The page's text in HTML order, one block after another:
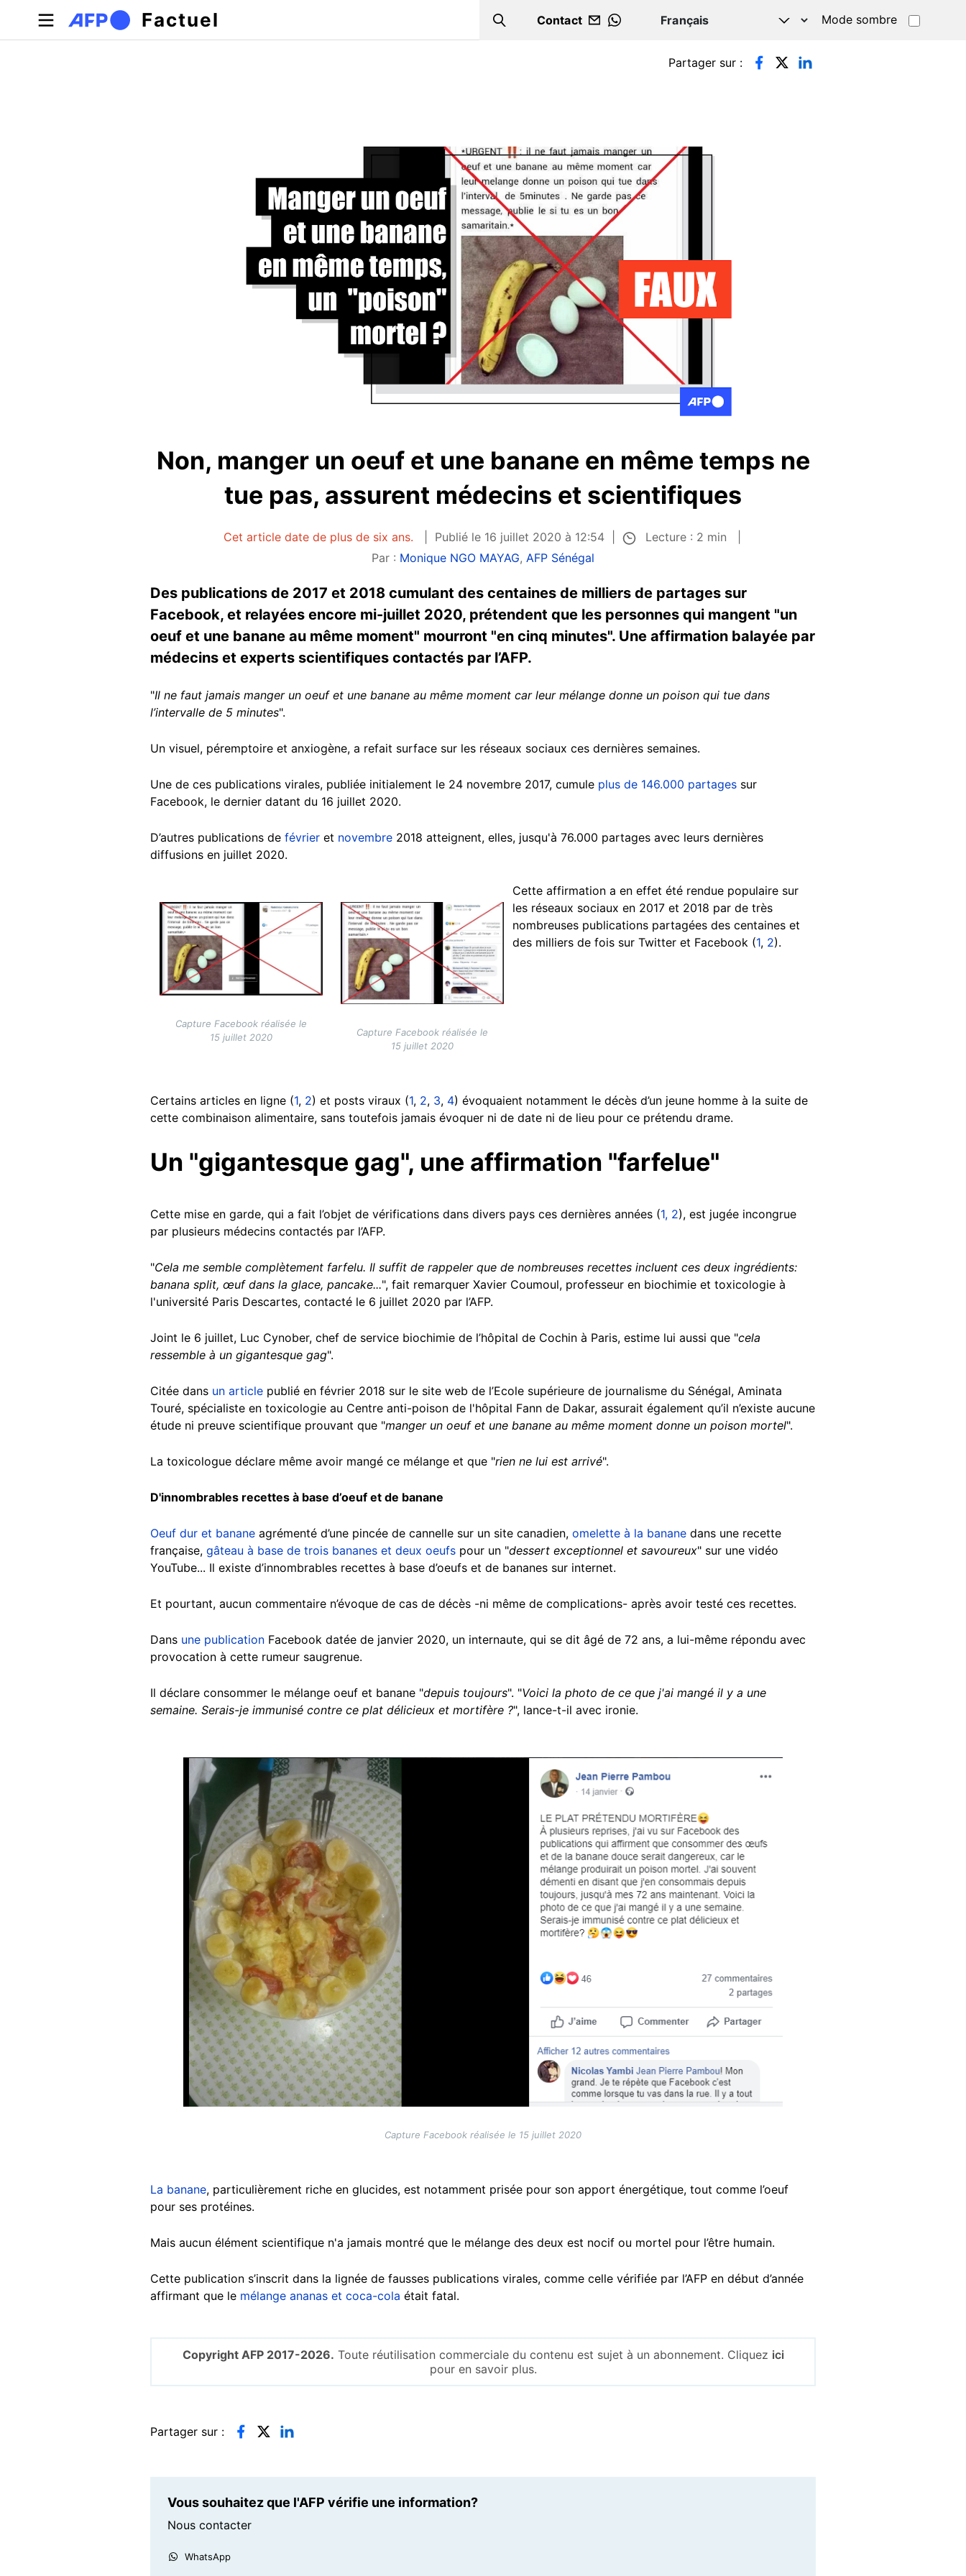
Aller au contenu principal
Factuel Search
Contact
WHATSAPP
Mode sombre
Onglets principaux Partager sur :
Non, manger un oeuf et une banane en même temps ne
tue pas, assurent médecins et scientifiques
Cet article date de plus de six ans. Publié le 16 juillet 2020 à 12:54
Lecture : 2 min
Par : Monique NGO MAYAG, AFP Sénégal
Des publications de 2017 et 2018 cumulant des centaines de milliers de partages sur
Facebook, et relayées encore mi-juillet 2020, prétendent que les personnes qui mangent "un
oeuf et une banane au même moment" mourront "en cinq minutes". Une affirmation balayée par
médecins et experts scientifiques contactés par l’AFP.
"Il ne faut jamais manger un oeuf et une banane au même moment car leur mélange donne un poison qui tue dans
l’intervalle de 5 minutes".
Un visuel, péremptoire et anxiogène, a refait surface sur les réseaux sociaux ces dernières semaines.
Une de ces publications virales, publiée initialement le 24 novembre 2017, cumule plus de 146.000 partages sur
Facebook, le dernier datant du 16 juillet 2020.
D’autres publications de février et novembre 2018 atteignent, elles, jusqu'à 76.000 partages avec leurs dernières
diffusions en juillet 2020.
Image
Capture Facebook réalisée le
15 juillet 2020
Image
Capture Facebook réalisée le
15 juillet 2020
Cette affirmation a en effet été rendue populaire sur
les réseaux sociaux en 2017 et 2018 par de très
nombreuses publications partagées des centaines et
des milliers de fois sur Twitter et Facebook (1, 2).
Certains articles en ligne (1, 2) et posts viraux (1, 2, 3, 4) évoquaient notamment le décès d’un jeune homme à la suite de
cette combinaison alimentaire, sans toutefois jamais évoquer ni de date ni de lieu pour ce prétendu drame.
Un "gigantesque gag", une affirmation "farfelue"
Cette mise en garde, qui a fait l’objet de vérifications dans divers pays ces dernières années (1, 2), est jugée incongrue
par plusieurs médecins contactés par l’AFP.
"Cela me semble complètement farfelu. Il suffit de rappeler que de nombreuses recettes incluent ces deux ingrédients:
banana split, œuf dans la glace, pancake...", fait remarquer Xavier Coumoul, professeur en biochimie et toxicologie à
l'université Paris Descartes, contacté le 6 juillet 2020 par l’AFP.
Joint le 6 juillet, Luc Cynober, chef de service biochimie de l’hôpital de Cochin à Paris, estime lui aussi que "cela
ressemble à un gigantesque gag".
Citée dans un article publié en février 2018 sur le site web de l’Ecole supérieure de journalisme du Sénégal, Aminata
Touré, spécialiste en toxicologie au Centre anti-poison de l'hôpital Fann de Dakar, assurait également qu’il n’existe aucune
étude ni preuve scientifique prouvant que "manger un oeuf et une banane au même moment donne un poison mortel".
La toxicologue déclare même avoir mangé ce mélange et que "rien ne lui est arrivé".
D'innombrables recettes à base d’oeuf et de banane
Oeuf dur et banane agrémenté d’une pincée de cannelle sur un site canadien, omelette à la banane dans une recette
française, gâteau à base de trois bananes et deux oeufs pour un "dessert exceptionnel et savoureux" sur une vidéo
YouTube... Il existe d’innombrables recettes à base d’oeufs et de bananes sur internet.
Et pourtant, aucun commentaire n’évoque de cas de décès -ni même de complications- après avoir testé ces recettes.
Dans une publication Facebook datée de janvier 2020, un internaute, qui se dit âgé de 72 ans, a lui-même répondu avec
provocation à cette rumeur saugrenue.
Il déclare consommer le mélange oeuf et banane "depuis toujours". "Voici la photo de ce que j'ai mangé il y a une
semaine. Serais-je immunisé contre ce plat délicieux et mortifère ?", lance-t-il avec ironie.
Capture Facebook réalisée le 15 juillet 2020
La banane, particulièrement riche en glucides, est notamment prisée pour son apport énergétique, tout comme l’oeuf
pour ses protéines.
Mais aucun élément scientifique n'a jamais montré que le mélange des deux est nocif ou mortel pour l’être humain.
Cette publication s’inscrit dans la lignée de fausses publications virales, comme celle vérifiée par l’AFP en début d’année
affirmant que le mélange ananas et coca-cola était fatal.
Copyright AFP 2017-2026. Toute réutilisation commerciale du contenu est sujet à un abonnement. Cliquez ici
pour en savoir plus.
Partager sur :
Vous souhaitez que l'AFP vérifie une information?
Nous contacter
WhatsApp